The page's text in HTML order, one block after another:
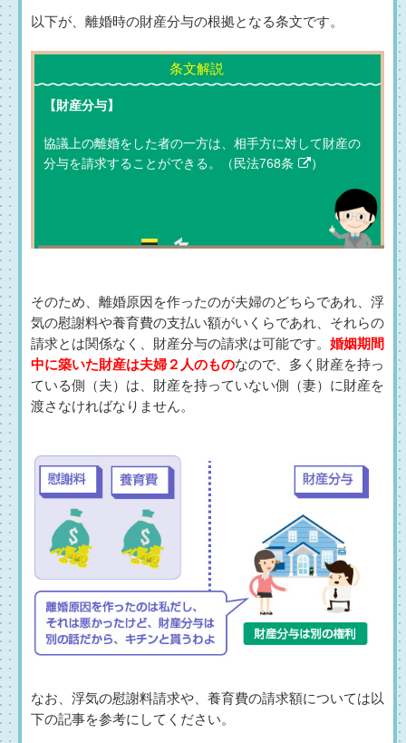
以下が、離婚時の財産分与の根拠となる条文です。
【財産分与】
協議上の離婚をした者の一方は、相手方に対して財産の
分与を請求することができる。（ 民法768条 ）
そのため、離婚原因を作ったのが夫婦のどちらであれ、浮
気の慰謝料や養育費の支払い額がいくらであれ、それらの
請求とは関係なく、財産分与の請求は可能です。 婚姻期間
中に築いた財産は夫婦２人のものなので、多く財産を持っ
ている側（夫）は、財産を持っていない側（妻）に財産を
渡さなければなりません。
なお、浮気の慰謝料請求や、養育費の請求額については以
下の記事を参考にしてください。